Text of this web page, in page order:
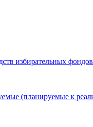
избирательных
(планируемые к